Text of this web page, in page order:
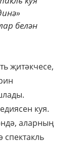
аларның
берничә
иде.
театрында